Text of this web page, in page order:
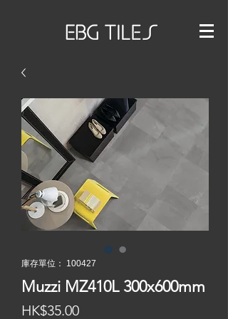
庫存單位： 100427
Muzzi MZ410L 300x600mm
HK$35.00價